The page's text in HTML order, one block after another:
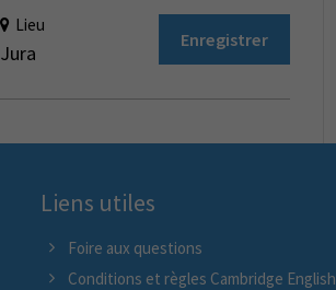
Lieu
Jura
Enregistrer
Liens utiles
Foire aux questions
Conditions et règles Cambridge English